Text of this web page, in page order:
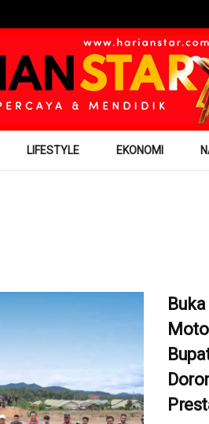
LIFESTYLE EKONOMI